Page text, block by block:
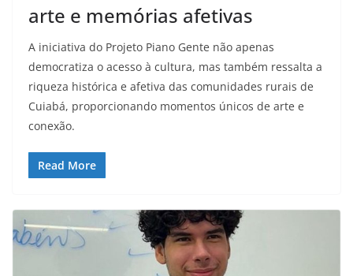
arte e memórias afetivas
A iniciativa do Projeto Piano Gente não apenas
democratiza o acesso à cultura, mas também ressalta a
riqueza histórica e afetiva das comunidades rurais de
Cuiabá, proporcionando momentos únicos de arte e
conexão.
Read More